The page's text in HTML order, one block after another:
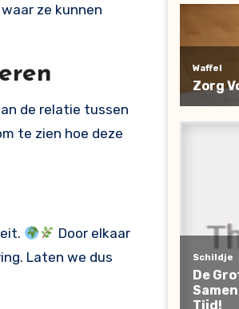
ze kunnen
de relatie tussen
te zien hoe deze
Door elkaar
Laten we dus